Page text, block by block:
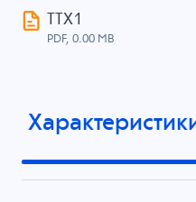
ТТХ1
PDF, 0.00 MB